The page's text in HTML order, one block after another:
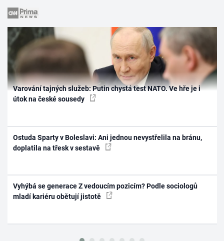
Varování tajných služeb: Putin chystá test NATO. Ve hře je i
útok na české sousedy
Ostuda Sparty v Boleslavi: Ani jednou nevystřelila na bránu,
doplatila na třesk v sestavě
Vyhýbá se generace Z vedoucím pozicím? Podle sociologů
mladí kariéru obětují jistotě